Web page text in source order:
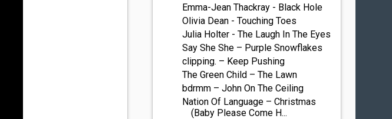
Emma-Jean Thackray - Black Hole
Olivia Dean - Touching Toes
Julia Holter - The Laugh In The Eyes
Say She She – Purple Snowflakes
clipping. – Keep Pushing
The Green Child – The Lawn
bdrmm – John On The Ceiling
Nation Of Language – Christmas
(Baby Please Come H...